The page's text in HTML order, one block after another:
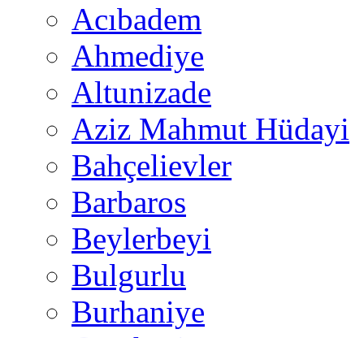
Acıbadem
Ahmediye
Altunizade
Aziz Mahmut Hüdayi
Bahçelievler
Barbaros
Beylerbeyi
Bulgurlu
Burhaniye